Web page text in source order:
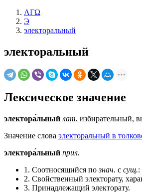
ΛΓΩ
Э
электоральный
электоральный
Лексическое значение
электора́льный лат. избирательный,
Значение слова электоральный в
электора́льный прил.
1. Соотносящийся познач. с сущ.:
2. Свойственный электорату,
3. Принадлежащий электорату.